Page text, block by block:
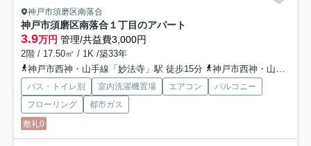
神戸市須磨区南落合
神戸市須磨区南落合１丁目のアパート
3.9万円 管理/共益費3,000円
2階 / 17.50㎡ / 1K /築33年
神戸市西神・山手線「妙法寺」駅 徒歩15分
神戸市西神・山手線「名谷」駅 徒歩17分
バス・トイレ別 室内洗濯機置場 エアコン
バルコニー
フローリング
都市ガス
敷礼0